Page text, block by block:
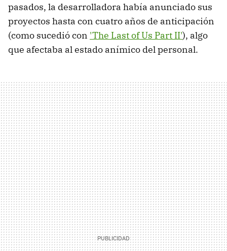
pasados, la desarrolladora había anunciado sus
proyectos hasta con cuatro años de anticipación
(como sucedió con 'The Last of Us Part II'), algo
que afectaba al estado anímico del personal.